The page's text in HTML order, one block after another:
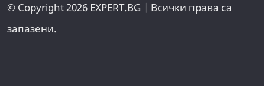
© Copyright 2026 EXPERT.BG | Всички права са
запазени.